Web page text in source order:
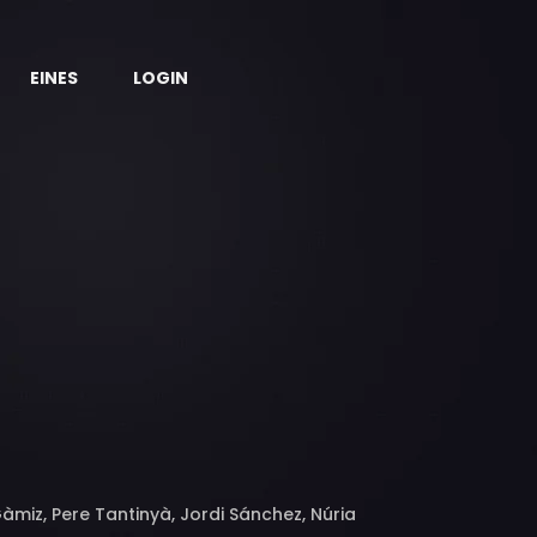
EINES LOGIN
Pere Tantinyà, Jordi Sánchez, Núria